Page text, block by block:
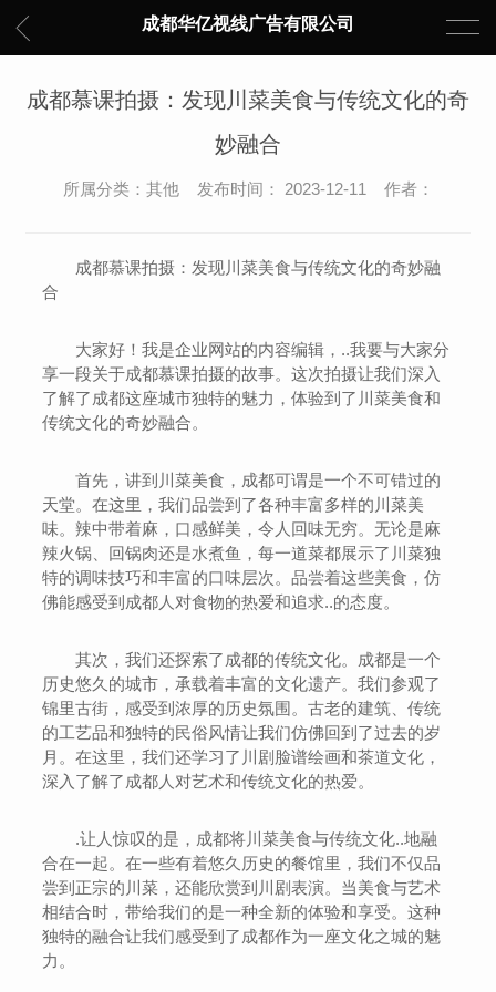
成都华亿视线广告有限公司
成都慕课拍摄：发现川菜美食与传统文化的奇
妙融合
所属分类：其他 发布时间： 2023-12-11 作者：
成都慕课拍摄：发现川菜美食与传统文化的奇妙融
合
大家好！我是企业网站的内容编辑，..我要与大家分
享一段关于成都慕课拍摄的故事。这次拍摄让我们深入
了解了成都这座城市独特的魅力，体验到了川菜美食和
传统文化的奇妙融合。
首先，讲到川菜美食，成都可谓是一个不可错过的
天堂。在这里，我们品尝到了各种丰富多样的川菜美
味。辣中带着麻，口感鲜美，令人回味无穷。无论是麻
辣火锅、回锅肉还是水煮鱼，每一道菜都展示了川菜独
特的调味技巧和丰富的口味层次。品尝着这些美食，仿
佛能感受到成都人对食物的热爱和追求..的态度。
其次，我们还探索了成都的传统文化。成都是一个
历史悠久的城市，承载着丰富的文化遗产。我们参观了
锦里古街，感受到浓厚的历史氛围。古老的建筑、传统
的工艺品和独特的民俗风情让我们仿佛回到了过去的岁
月。在这里，我们还学习了川剧脸谱绘画和茶道文化，
深入了解了成都人对艺术和传统文化的热爱。
.让人惊叹的是，成都将川菜美食与传统文化..地融
合在一起。在一些有着悠久历史的餐馆里，我们不仅品
尝到正宗的川菜，还能欣赏到川剧表演。当美食与艺术
相结合时，带给我们的是一种全新的体验和享受。这种
独特的融合让我们感受到了成都作为一座文化之城的魅
力。